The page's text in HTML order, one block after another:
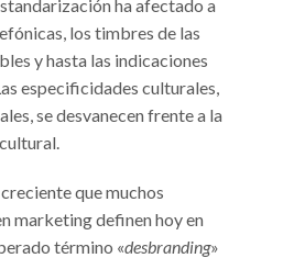
ha afectado a
los timbres de las
y hasta las indicaciones
especificidades culturales,
se desvanecen frente a la
que muchos
marketing definen hoy en
término «desbranding»